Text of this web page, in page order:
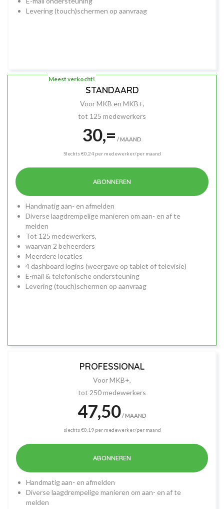
Levering (touch)schermen op aanvraag
Meest verkocht!
STANDAARD
Voor MKB en MKB+,
tot 125 medewerkers
30,= / MAAND
Slechts €0,24 per medewerker/per maand
ABONNEREN
Handmatig aan- en afmelden
Diverse laagdrempelige manieren om aan- en af te
melden
Tot 125 medewerkers,
waarvan 2 beheerders
Meerdere locaties
4 dashboard logins (weergave op tablet of televisie)
E-mail & telefonische ondersteuning
Levering (touch)schermen op aanvraag
PROFESSIONAL
Voor MKB+,
tot 250 medewerkers
47,50/ MAAND
slechts €0,19 per medewerker/per maand
ABONNEREN
Handmatig aan- en afmelden
Diverse laagdrempelige manieren om aan- en af te
melden